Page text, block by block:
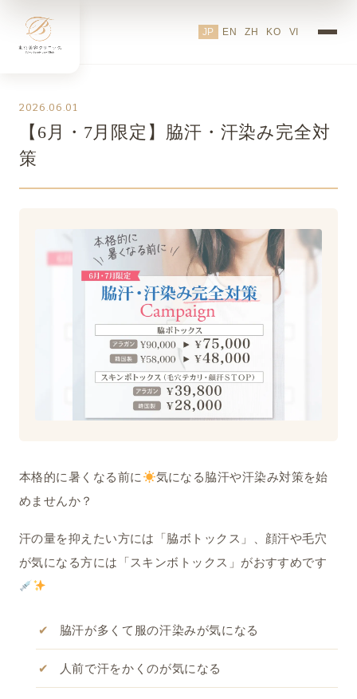
JP EN ZH KO VI
2026.06.01
【6月・7月限定】脇汗・汗染み完全対
策
本格的に暑くなる前に
気になる脇汗や汗染み対策を始
めませんか？
汗の量を抑えたい方には「脇ボトックス」、顔汗や毛穴
が気になる方には「スキンボトックス」がおすすめです
脇汗が多くて服の汗染みが気になる
人前で汗をかくのが気になる